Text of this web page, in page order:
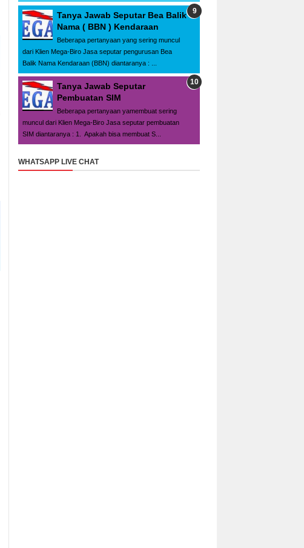
Tanya Jawab Seputar Bea Balik
Nama ( BBN ) Kendaraan
Beberapa pertanyaan yang sering muncul
dari Klien Mega-Biro Jasa seputar pengurusan Bea
Balik Nama Kendaraan (BBN) diantaranya : ...
Tanya Jawab Seputar
Pembuatan SIM
Beberapa pertanyaan yamembuat sering
muncul dari Klien Mega-Biro Jasa seputar pembuatan
SIM diantaranya : 1. Apakah bisa membuat S...
WHATSAPP LIVE CHAT